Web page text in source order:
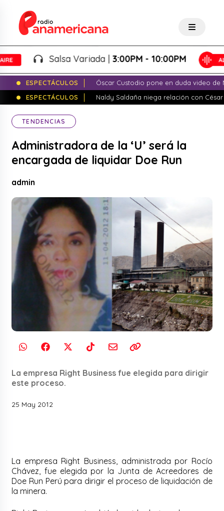
Salsa Variada |3:00PM - 10:00PM
ESPECTÁCULOS
Óscar Custodio pone en duda video de
ESPECTÁCULOS
Naldy Saldaña niega relación con
TENDENCIAS
Administradora de la ‘U’ será la
encargada de liquidar Doe Run
admin
La empresa Right Business fue elegida para dirigir
este proceso.
25 May 2012
La empresa Right Business, administrada por Rocío
Chávez, fue elegida por la Junta de Acreedores de
Doe Run Perú para dirigir el proceso de liquidación de
la minera.